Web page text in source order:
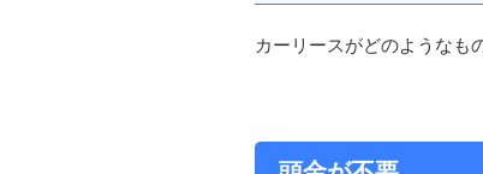
カーリースがどのようなも